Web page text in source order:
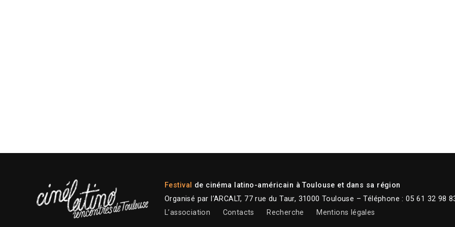
Festival de cinéma latino-américain à Toulouse et dans sa région
Organisé par l’ARCALT, 77 rue du Taur, 31000 Toulouse – Téléphone : 05 61 32 98
L’association
Contacts Recherche Mentions légales